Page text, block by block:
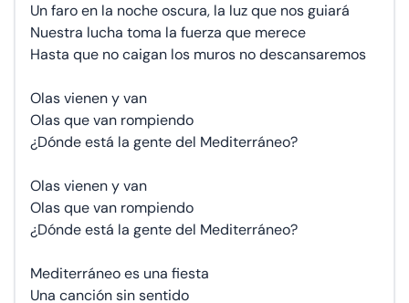
Un faro en la noche oscura, la luz que nos guiará
Nuestra lucha toma la fuerza que merece
Hasta que no caigan los muros no descansaremos
Olas vienen y van
Olas que van rompiendo
¿Dónde está la gente del Mediterráneo?
Olas vienen y van
Olas que van rompiendo
¿Dónde está la gente del Mediterráneo?
Mediterráneo es una fiesta
Una canción sin sentido